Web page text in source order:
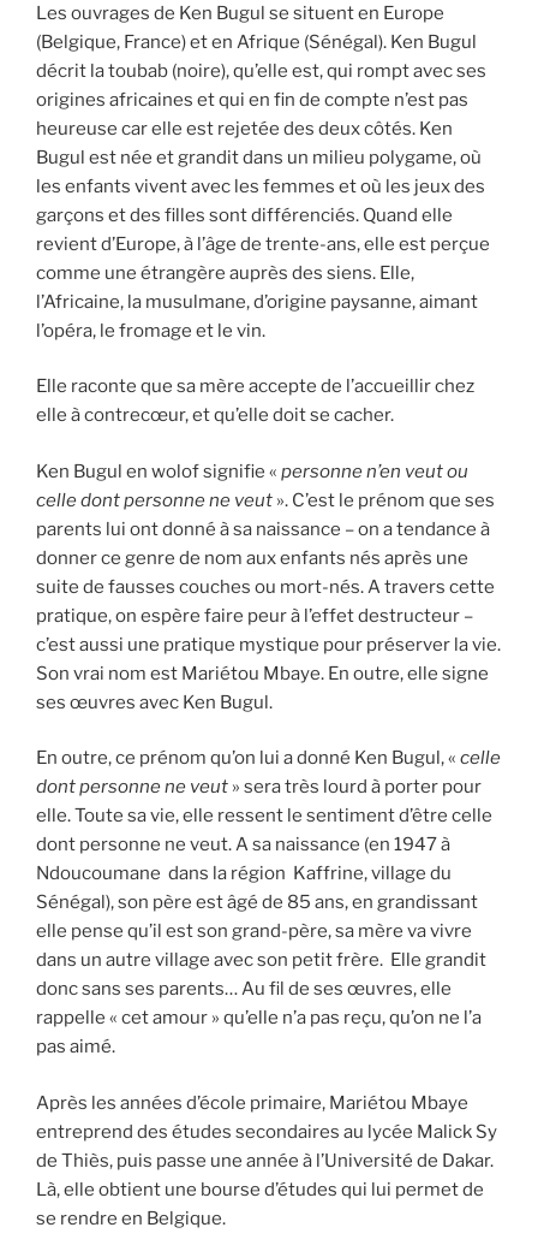
Les ouvrages de Ken Bugul se situent en Europe
(Belgique, France) et en Afrique (Sénégal). Ken Bugul
décrit la toubab (noire), qu’elle est, qui rompt avec ses
origines africaines et qui en fin de compte n’est pas
heureuse car elle est rejetée des deux côtés. Ken
Bugul est née et grandit dans un milieu polygame, où
les enfants vivent avec les femmes et où les jeux des
garçons et des filles sont différenciés. Quand elle
revient d’Europe, à l’âge de trente-ans, elle est perçue
comme une étrangère auprès des siens. Elle,
l’Africaine, la musulmane, d’origine paysanne, aimant
l’opéra, le fromage et le vin.
Elle raconte que sa mère accepte de l’accueillir chez
elle à contrecœur, et qu’elle doit se cacher.
Ken Bugul en wolof signifie « personne n’en veut ou
celle dont personne ne veut ». C’est le prénom que ses
parents lui ont donné à sa naissance – on a tendance à
donner ce genre de nom aux enfants nés après une
suite de fausses couches ou mort-nés. A travers cette
pratique, on espère faire peur à l’effet destructeur –
c’est aussi une pratique mystique pour préserver la vie.
Son vrai nom est Mariétou Mbaye. En outre, elle signe
ses œuvres avec Ken Bugul.
En outre, ce prénom qu’on lui a donné Ken Bugul, « celle
dont personne ne veut » sera très lourd à porter pour
elle. Toute sa vie, elle ressent le sentiment d’être celle
dont personne ne veut. A sa naissance (en 1947 à
Ndoucoumane dans la région Kaffrine, village du
Sénégal), son père est âgé de 85 ans, en grandissant
elle pense qu’il est son grand-père, sa mère va vivre
dans un autre village avec son petit frère. Elle grandit
donc sans ses parents… Au fil de ses œuvres, elle
rappelle « cet amour » qu’elle n’a pas reçu, qu’on ne l’a
pas aimé.
Après les années d’école primaire, Mariétou Mbaye
entreprend des études secondaires au lycée Malick Sy
de Thiès, puis passe une année à l’Université de Dakar.
Là, elle obtient une bourse d’études qui lui permet de
se rendre en Belgique.